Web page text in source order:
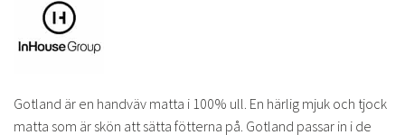
Gotland är en handväv matta i 100% ull. En härlig mjuk och tjock
matta som är skön att sätta fötterna på. Gotland passar in i de